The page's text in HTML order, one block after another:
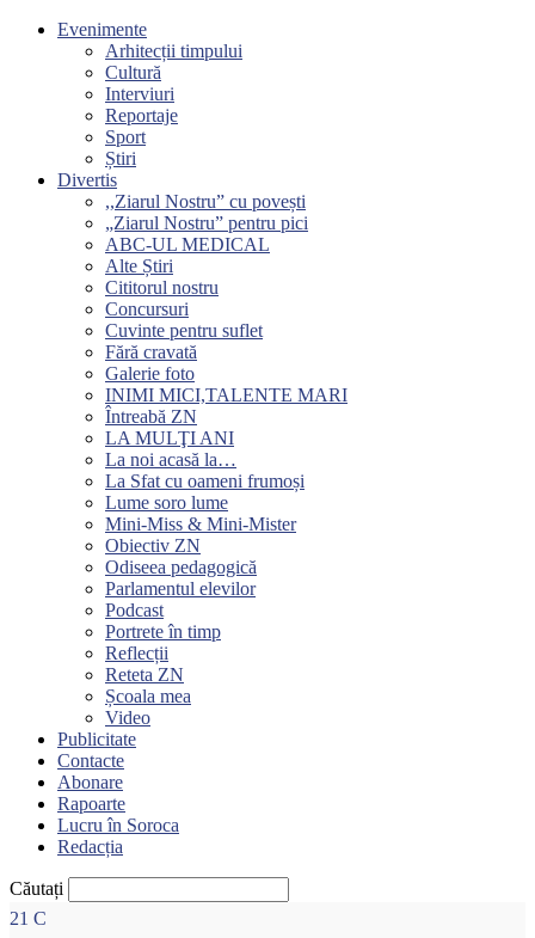
Evenimente
Arhitecții timpului
Cultură
Interviuri
Reportaje
Sport
Știri
Divertis
,,Ziarul Nostru” cu povești
„Ziarul Nostru” pentru pici
ABC-UL MEDICAL
Alte Știri
Cititorul nostru
Concursuri
Cuvinte pentru suflet
Fără cravată
Galerie foto
INIMI MICI,TALENTE MARI
Întreabă ZN
LA MULŢI ANI
La noi acasă la…
La Sfat cu oameni frumoși
Lume soro lume
Mini-Miss & Mini-Mister
Obiectiv ZN
Odiseea pedagogică
Parlamentul elevilor
Podcast
Portrete în timp
Reflecții
Reteta ZN
Școala mea
Video
Publicitate
Contacte
Abonare
Rapoarte
Lucru în Soroca
Redacția
Căutați
21 C